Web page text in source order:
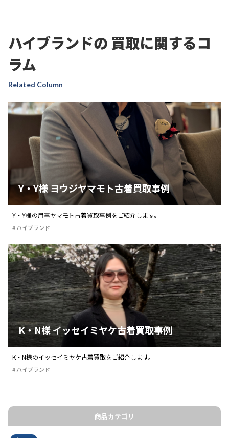
ハイブランドの 買取に関するコ
ラム
Related Column
Y・Y様 ヨウジヤマモト古着買取事例
Y・Y様の用事ヤマモト古着買取事例をご紹介します。
ハイブランド
K・N様 イッセイミヤケ古着買取事例
K・N様のイッセイミヤケ古着買取をご紹介します。
ハイブランド
商品カテゴリ